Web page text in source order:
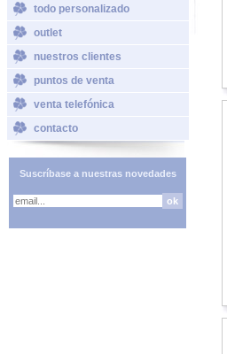
todo personalizado
outlet
nuestros clientes
puntos de venta
venta telefónica
contacto
Suscríbase a nuestras novedades